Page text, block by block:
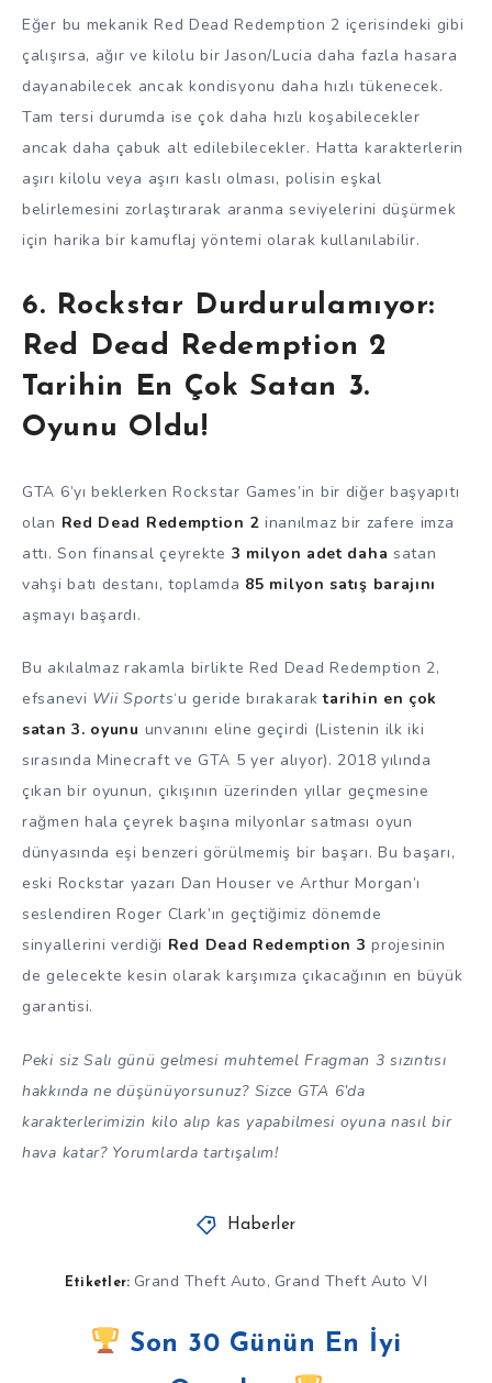
Eğer bu mekanik Red Dead Redemption 2 içerisindeki gibi
çalışırsa, ağır ve kilolu bir Jason/Lucia daha fazla hasara
dayanabilecek ancak kondisyonu daha hızlı tükenecek.
Tam tersi durumda ise çok daha hızlı koşabilecekler
ancak daha çabuk alt edilebilecekler. Hatta karakterlerin
aşırı kilolu veya aşırı kaslı olması, polisin eşkal
belirlemesini zorlaştırarak aranma seviyelerini düşürmek
için harika bir kamuflaj yöntemi olarak kullanılabilir.
6. Rockstar Durdurulamıyor:
Red Dead Redemption 2
Tarihin En Çok Satan 3.
Oyunu Oldu!
GTA 6’yı beklerken Rockstar Games’in bir diğer başyapıtı
olan Red Dead Redemption 2 inanılmaz bir zafere imza
attı. Son finansal çeyrekte 3 milyon adet daha satan
vahşi batı destanı, toplamda 85 milyon satış barajını
aşmayı başardı.
Bu akılalmaz rakamla birlikte Red Dead Redemption 2,
efsanevi Wii Sports‘u geride bırakaraktarihin en çok
satan 3. oyunu unvanını eline geçirdi (Listenin ilk iki
sırasında Minecraft ve GTA 5 yer alıyor). 2018 yılında
çıkan bir oyunun, çıkışının üzerinden yıllar geçmesine
rağmen hala çeyrek başına milyonlar satması oyun
dünyasında eşi benzeri görülmemiş bir başarı. Bu başarı,
eski Rockstar yazarı Dan Houser ve Arthur Morgan’ı
seslendiren Roger Clark’ın geçtiğimiz dönemde
sinyallerini verdiği Red Dead Redemption 3 projesinin
de gelecekte kesin olarak karşımıza çıkacağının en büyük
garantisi.
Peki siz Salı günü gelmesi muhtemel Fragman 3 sızıntısı
hakkında ne düşünüyorsunuz? Sizce GTA 6’da
karakterlerimizin kilo alıp kas yapabilmesi oyuna nasıl bir
hava katar? Yorumlarda tartışalım!
Haberler
Etiketler: Grand Theft Auto, Grand Theft Auto VI
Son 30 Günün En İyi